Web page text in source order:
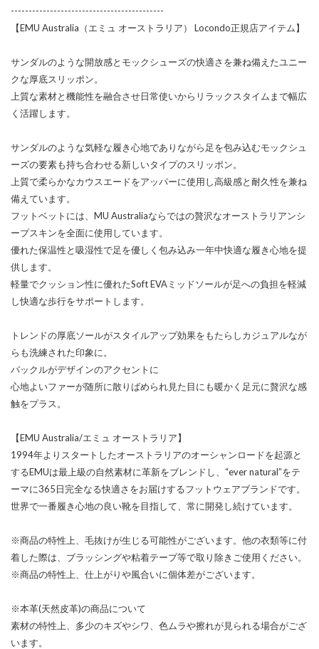
-------------------------------------------
【EMU Australia（エミュ オーストラリア） Locondo正規店アイテム】
サンダルのような開放感とモックシューズの快適さを兼ね備えたユニー
クな厚底スリッポン。
上質な素材と機能性を融合させ日常使いからリラックスタイムまで幅広
く活躍します。
サンダルのような気軽な履き心地でありながら足を包み込むモックシュ
ーズの要素も持ち合わせる新しいタイプのスリッポン。
上質で柔らかなカウスエードをアッパーに使用し高級感と耐久性を兼ね
備えています。
フットベットには、MU Australiaならではの贅沢なオーストラリアンシ
ープスキンを全面に使用しています。
優れた保温性と吸湿性で足を優しく包み込み一年中快適な履き心地を提
供します。
軽量でクッション性に優れたSoft EVAミッドソールが足への負担を軽減
し快適な歩行をサポートします。
トレンドの厚底ソールがスタイルアップ効果をもたらしカジュアルなが
らも洗練された印象に。
バックルがデザインのアクセントに
心地よいファーが随所に散りばめられ見た目にも暖かく足元に贅沢な感
触をプラス。
【EMU Australia/エミュ オーストラリア】
1994年よりスタートしたオーストラリアのオーシャンロードを起源と
するEMUは最上級の自然素材に革新をブレンドし、“ever natural”をテ
ーマに365日完全なる快適さをお届けするフットウェアブランドです。
世界で一番履き心地の良い靴を目指して、常に開発し続けています。
※商品の特性上、毛抜けが生じる可能性がございます。他の衣類等に付
着した際は、ブラッシングや粘着テープ等で取り除きご使用ください。
※商品の特性上、仕上がりや風合いに個体差がございます。
※本革(天然皮革)の商品について
素材の特性上、多少のキズやシワ、色ムラや擦れが見られる場合がござ
います。